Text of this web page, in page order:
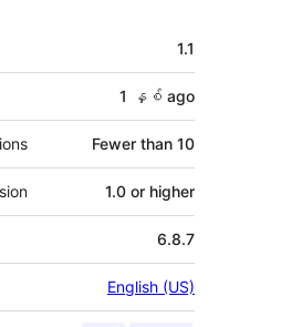
1.1
1 နှစ် ago
Fewer than 10
1.0 or higher
6.8.7
English (US)